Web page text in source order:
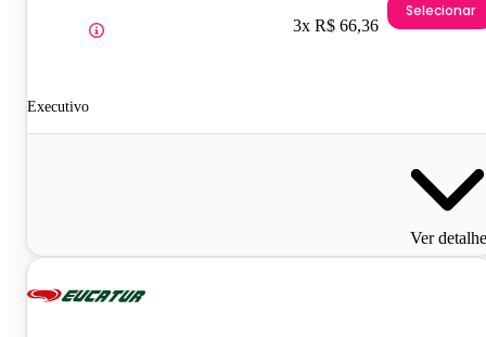
Executivo
3x R$ 66,36
Selecionar
Ver